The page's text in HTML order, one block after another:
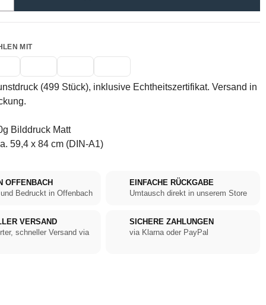
MIT
(499 Stück), inklusive Echtheitszertifikat. Versand in
Bilddruck Matt
59,4 x 84 cm (DIN-A1)
OFFENBACH
Bedruckt in Offenbach
EINFACHE RÜCKGABE
Umtausch direkt in unserem Store
VERSAND
schneller Versand via
SICHERE ZAHLUNGEN
via Klarna oder PayPal